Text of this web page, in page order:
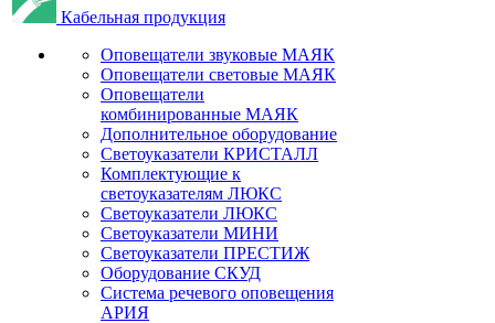
Кабельная продукция
Оповещатели звуковые МАЯК
Оповещатели световые МАЯК
Оповещатели
комбинированные МАЯК
Дополнительное оборудование
Светоуказатели КРИСТАЛЛ
Комплектующие к
светоуказателям ЛЮКС
Светоуказатели ЛЮКС
Светоуказатели МИНИ
Светоуказатели ПРЕСТИЖ
Оборудование СКУД
Система речевого оповещения
АРИЯ